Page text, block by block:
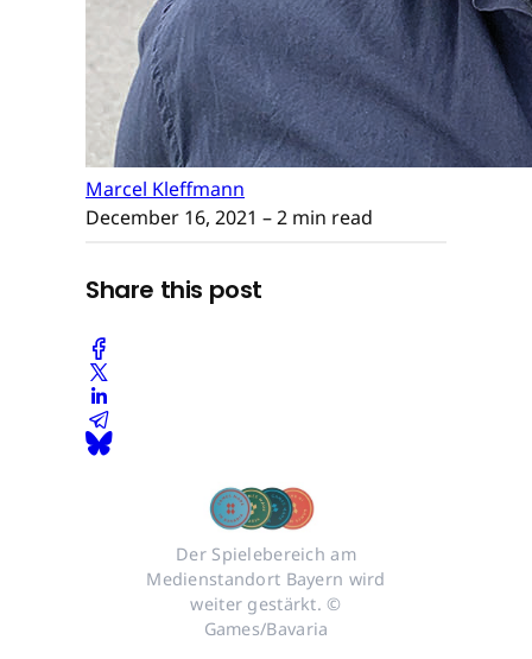
Marcel Kleffmann
December 16, 2021 – 2 min read
Share this post
Der Spielebereich am
Medienstandort Bayern wird
weiter gestärkt. ©
Games/Bavaria